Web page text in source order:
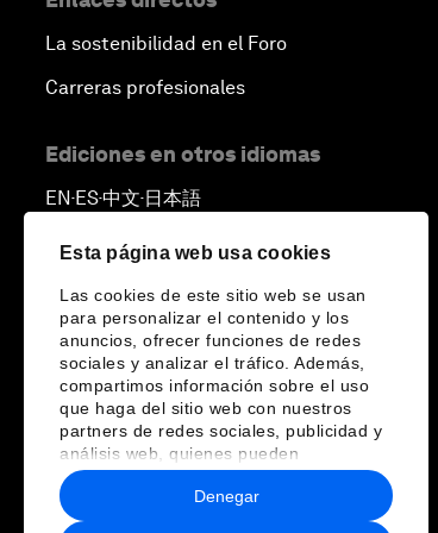
Esta página web usa cookies
Las cookies de este sitio web se usan
para personalizar el contenido y los
anuncios, ofrecer funciones de redes
sociales y analizar el tráfico. Además,
compartimos información sobre el uso
que haga del sitio web con nuestros
partners de redes sociales, publicidad y
análisis web, quienes pueden
combinarla con otra información que les
haya proporcionado o que hayan
recopilado a partir del uso que haya
Denegar
La sostenibilidad en el Foro
Carreras profesionales
Ediciones en otros idiomas
EN ▪ ES▪中文▪ 日本語